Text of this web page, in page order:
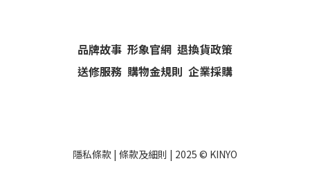
品牌故事 形象官網 退換貨政策
送修服務 購物金規則 企業採購
隱私條款 | 條款及細則 | 2025 © KINYO